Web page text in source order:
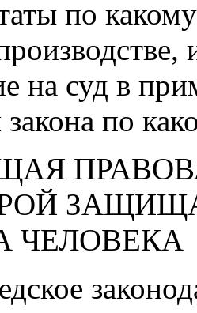
по
на суд в
по
ЧЕЛОВЕКА